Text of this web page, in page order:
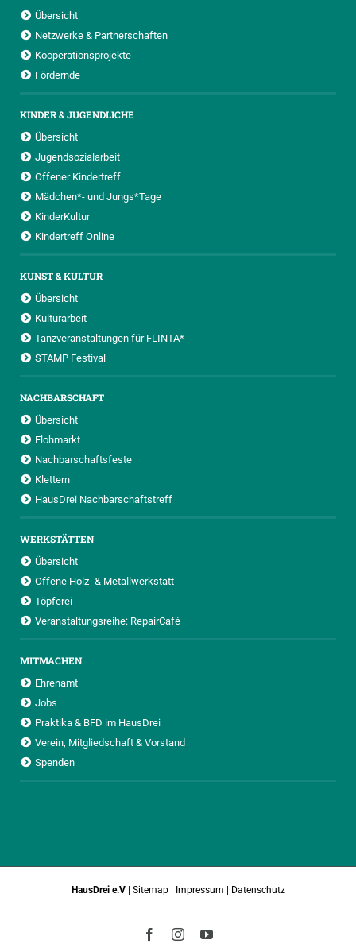
Übersicht
Netzwerke & Partnerschaften
Kooperationsprojekte
Fördernde
KINDER & JUGENDLICHE
Übersicht
Jugendsozialarbeit
Offener Kindertreff
Mädchen*- und Jungs*Tage
KinderKultur
Kindertreff Online
KUNST & KULTUR
Übersicht
Kulturarbeit
Tanzveranstaltungen für FLINTA*
STAMP Festival
NACHBARSCHAFT
Übersicht
Flohmarkt
Nachbarschaftsfeste
Klettern
HausDrei Nachbarschaftstreff
WERKSTÄTTEN
Übersicht
Offene Holz- & Metallwerkstatt
Töpferei
Veranstaltungsreihe: RepairCafé
MITMACHEN
Ehrenamt
Jobs
Praktika & BFD im HausDrei
Verein, Mitgliedschaft & Vorstand
Spenden
HausDrei e.V | Sitemap| Impressum | Datenschutz
FacebookInstagramYouTube